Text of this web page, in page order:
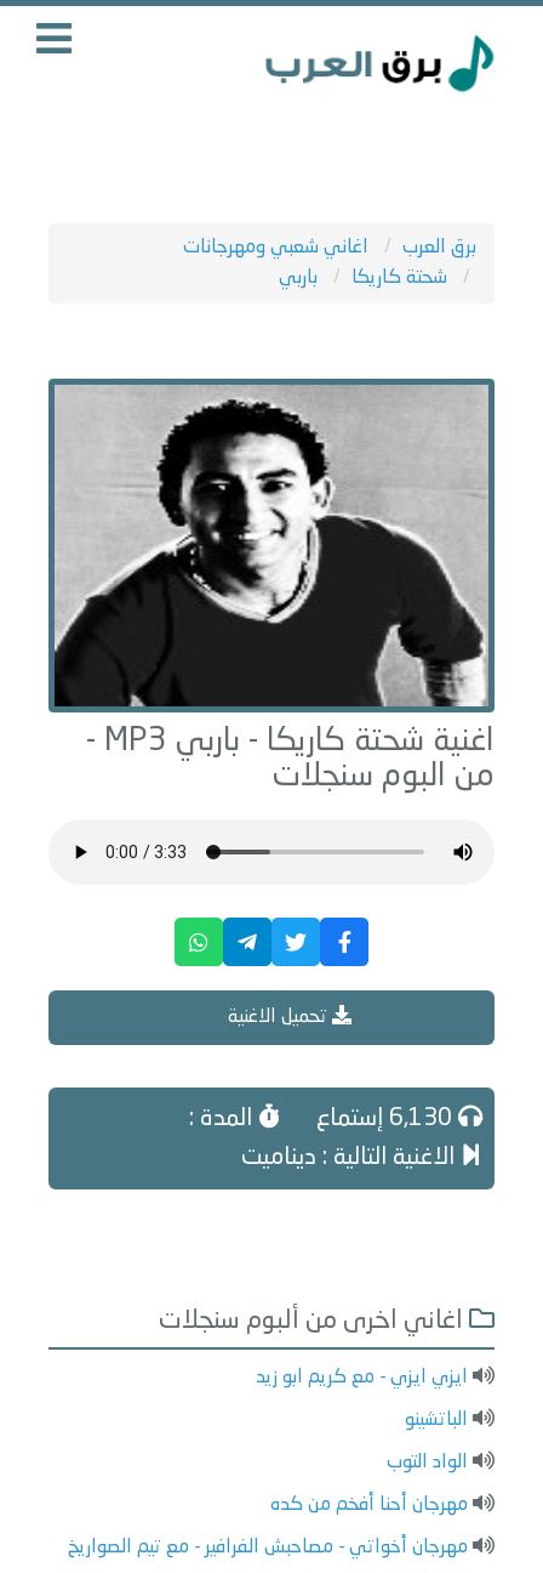
برق العرب
اغاني شعبي ومهرجانات
شحتة كاريكا
باربي
اغنية شحتة كاريكا - باربي
MP3 -
من البوم سنجلات
تحميل الاغنية
المدة :
الاغنية التالية : ديناميت
اغاني اخرى من ألبوم سنجلات
ايزي ايزي - مع كريم ابو زيد
الباتشينو
الواد التوب
مهرجان أحنا أفخم من كده
مهرجان أخواتي - مصاحبش الفرافير - مع تيم الصواريخ